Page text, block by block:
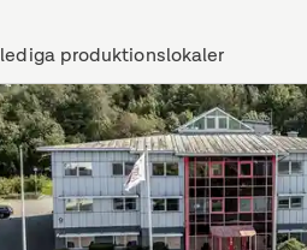
lediga produktionslokaler